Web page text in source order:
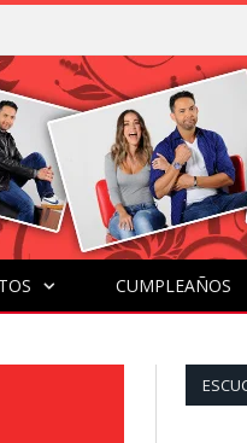
CUMPLEAÑOS